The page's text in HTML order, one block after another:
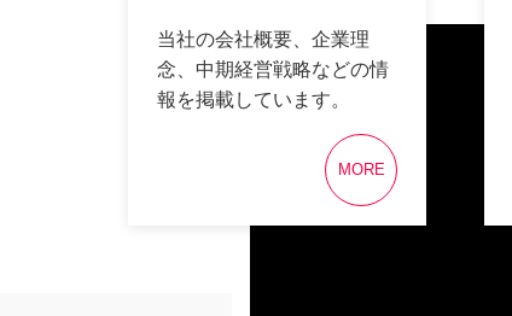
当社の会社概要、企業理
念、中期経営戦略などの情
報を掲載しています。
MORE